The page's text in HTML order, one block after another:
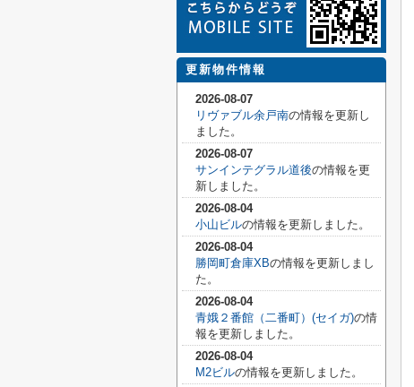
更新物件情報
2026-08-07
リヴァブル余戸南の情報を更新し
ました。
2026-08-07
サンインテグラル道後の情報を更
新しました。
2026-08-04
小山ビルの情報を更新しました。
2026-08-04
勝岡町倉庫XBの情報を更新しまし
た。
2026-08-04
青娥２番館（二番町）(セイガ)の情
報を更新しました。
2026-08-04
M2ビルの情報を更新しました。